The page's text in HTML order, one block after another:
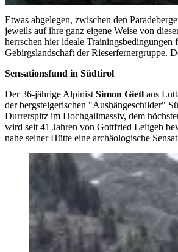
Etwas abgelegen, zwischen den
jeweils auf ihre ganz eigene Weise von
herrschen hier ideale
Gebirgslandschaft der Rieserfernergruppe.
Sensationsfund in Südtirol
Der 36-jährige Alpinist Simon Gietl aus
der bergsteigerischen "Aushängeschilder"
Durrerspitz im Hochgallmassiv, dem
wird seit 41 Jahren von Gottfried Leitgeb
nahe seiner Hütte eine archäologische